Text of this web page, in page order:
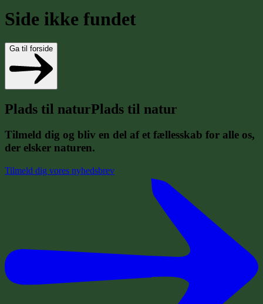
Side ikke fundet
Ga til forside
Plads til naturPlads til natur
Tilmeld dig og bliv en del af et fællesskab for alle os,
der elsker naturen.
Tilmeld dig vores nyhedsbrev